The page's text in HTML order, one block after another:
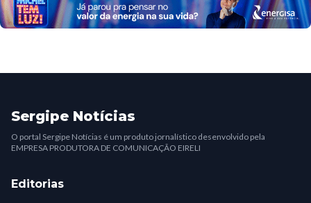
Sergipe Notícias
O portal Sergipe Notícias é um produto jornalístico desenvolvido pela
EMPRESA PRODUTORA DE COMUNICAÇÃO EIRELI
Editorias